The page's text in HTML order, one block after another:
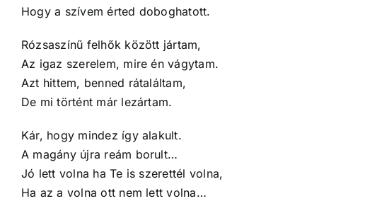
Hogy a szívem érted doboghatott.
Rózsaszínű felhők között jártam,
Az igaz szerelem, mire én vágytam.
Azt hittem, benned rátaláltam,
De mi történt már lezártam.
Kár, hogy mindez így alakult.
A magány újra reám borult…
Jó lett volna ha Te is szerettél volna,
Ha az a volna ott nem lett volna…